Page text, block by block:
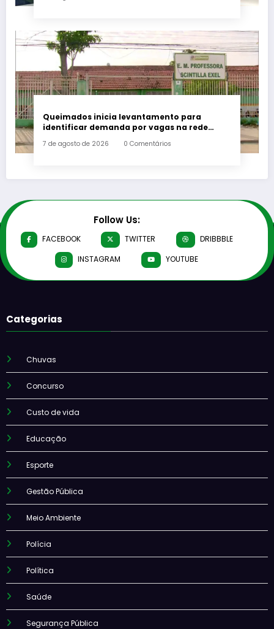
Queimados inicia levantamento para
identificar demanda por vagas na rede
7 de agosto de 2026 0 Comentários
Follow Us:
FACEBOOK TWITTER
DRIBBBLE
INSTAGRAM
YOUTUBE
Categorias
Chuvas
Concurso
Custo de vida
Educação
Esporte
Gestão Pública
Meio Ambiente
Polícia
Política
Saúde
Segurança Pública